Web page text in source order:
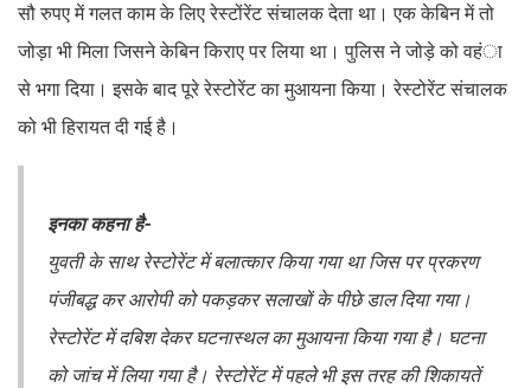
सौ रुपए में गलत काम के लिए रेस्टोंरेंट संचालक देता था। एक केबिन में तो
जोड़ा भी मिला जिसने केबिन किराए पर लिया था। पुलिस ने जोड़े को वहंा
से भगा दिया। इसके बाद पूरे रेस्टोरेंट का मुआयना किया। रेस्टोरेंट संचालक
को भी हिरायत दी गई है।
इनका कहना है-
युवती के साथ रेस्टोरेंट में बलात्कार किया गया था जिस पर प्रकरण
पंजीबद्ध कर आरोपी को पकड़कर सलाखों के पीछे डाल दिया गया।
रेस्टोरेंट में दबिश देकर घटनास्थल का मुआयना किया गया है। घटना
को जांच में लिया गया है। रेस्टोरेंट में पहले भी इस तरह की शिकायतें